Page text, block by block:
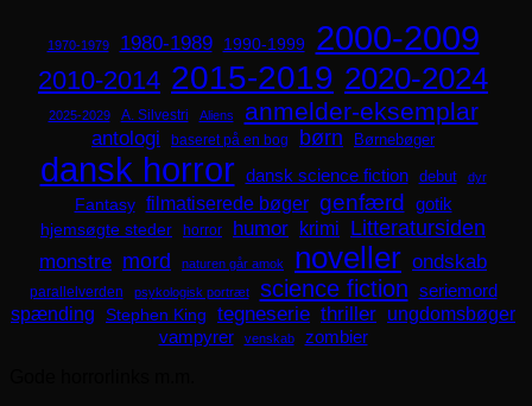
1970-1979 1980-1989 1990-1999 2000-2009
2010-2014 2015-2019 2020-2024
2025-2029 A. Silvestri Aliens anmelder-eksemplar
antologi baseret på en bog børn Børnebøger
dansk horror dansk science fiction debut dyr
Fantasy filmatiserede bøger genfærd
gotik
hjemsøgte steder
horror humor krimi Litteratursiden
monstre mord naturen går amok noveller ondskab
parallelverden psykologisk portræt science fiction seriemord
spænding Stephen King tegneserie thriller ungdomsbøger
vampyrer venskab
zombier